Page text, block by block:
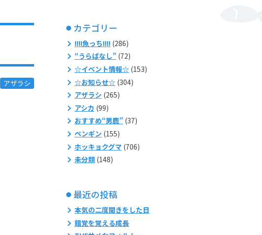
アザラシ
カテゴリー
!!!!魚っち!!!!(286)
“うらばなし”(72)
☆イベント情報☆(153)
☆お知らせ☆(304)
アザラシ (265)
アシカ (99)
おすすめ“男鹿”(37)
ペンギン (155)
ホッキョクグマ (706)
未分類(148)
最近の投稿
本気の二度聞きをした日
錯覚を覚える成長